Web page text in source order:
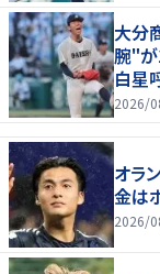
大分
腕"が
白星
2026/
オラ
金は
2026/